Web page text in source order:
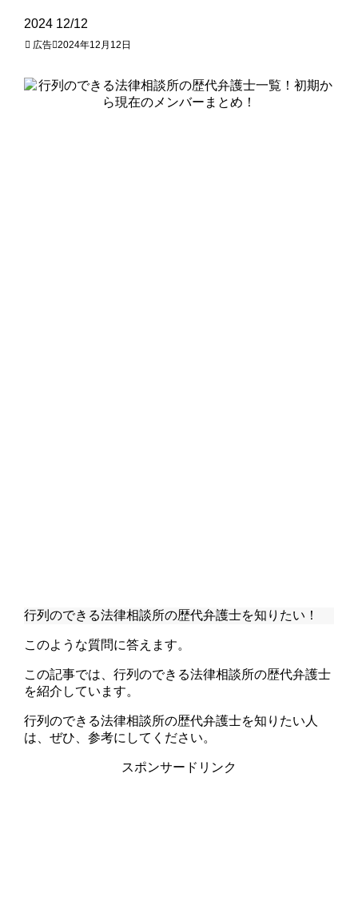
2024 12/12
広告 2024年12月12日
行列のできる法律相談所の歴代弁護士を知りたい！
このような質問に答えます。
この記事では、行列のできる法律相談所の歴代弁護士
を紹介しています。
行列のできる法律相談所の歴代弁護士を知りたい人
は、ぜひ、参考にしてください。
スポンサードリンク